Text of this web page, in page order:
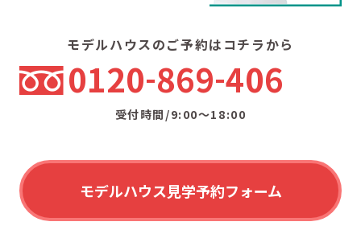
モデルハウスのご予約はコチラから
0120 869 406
受付時間/9:00〜18:00
モデルハウス見学予約フォーム